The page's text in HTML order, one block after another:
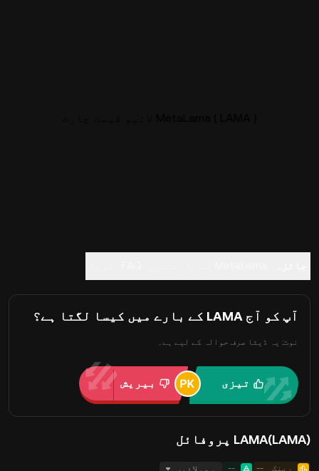
آپ کو آج LAMA کے بارے میں کیسا لگتا ہے؟
نوٹ: یہ ڈیٹا صرف حوالہ کے لیے ہے۔
تیزی بیریش
LAMA(LAMA) پروفائل
رینک --
--